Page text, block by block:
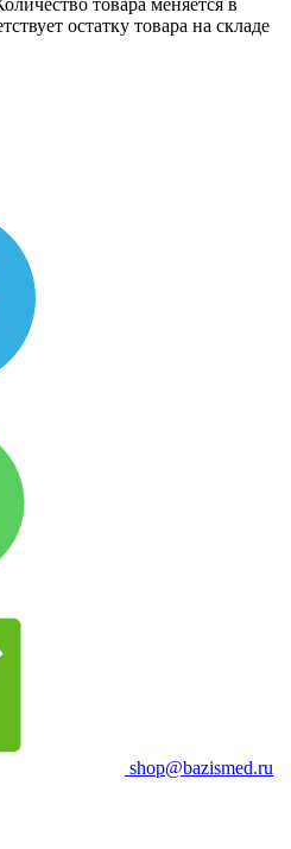
товара меняется в
остатку товара на складе
shop@bazismed.ru